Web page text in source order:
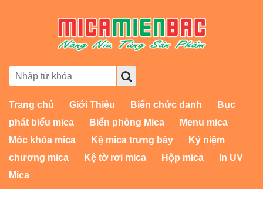
Trang chủ Giới Thiệu Biển chức danh
Bục
phát biểu mica
Biển phòng Mica
Menu mica
Móc khóa mica
Kệ mica trưng bày
Kỷ niệm
chương mica
Kệ tờ rơi mica Hộp mica
In UV
Mica